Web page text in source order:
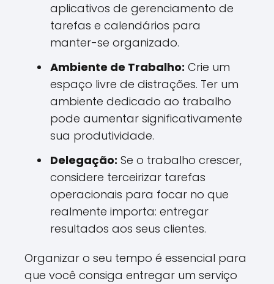
aplicativos de gerenciamento de
tarefas e calendários para
manter-se organizado.
Ambiente de Trabalho: Crie um
espaço livre de distrações. Ter um
ambiente dedicado ao trabalho
pode aumentar significativamente
sua produtividade.
Delegação: Se o trabalho crescer,
considere terceirizar tarefas
operacionais para focar no que
realmente importa: entregar
resultados aos seus clientes.
Organizar o seu tempo é essencial para
que você consiga entregar um serviço